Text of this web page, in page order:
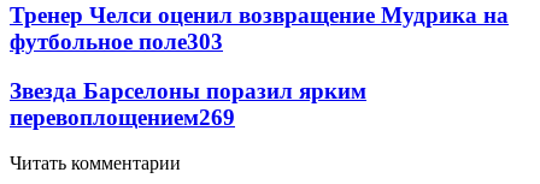
Тренер Челси оценил возвращение Мудрика на
футбольное поле303
Звезда Барселоны поразил ярким
перевоплощением269
Читать комментарии